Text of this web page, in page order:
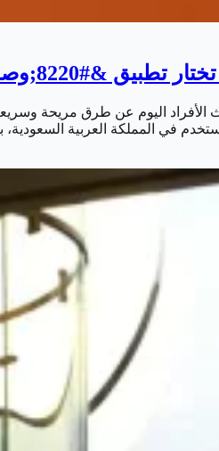
&#8220;وصلت&#8221;
في المملكة العربية